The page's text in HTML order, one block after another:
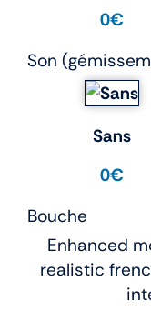
0€
Son
Sans
0€
Bouche
Enhanced
realistic